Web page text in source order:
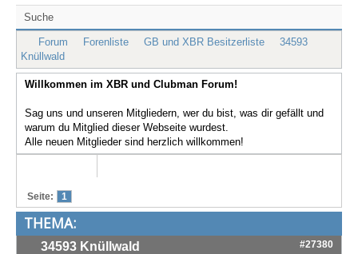
Forum
Treffen & Touren
Cafe-Ecke
Suche
Forum Forenliste GB und XBR Besitzerliste
34593
Knüllwald
Willkommen im XBR und Clubman Forum!
Sag uns und unseren Mitgliedern, wer du bist, was dir gefällt und
warum du Mitglied dieser Webseite wurdest.
Alle neuen Mitglieder sind herzlich willkommen!
Seite: 1
THEMA:
34593 Knüllwald #27380